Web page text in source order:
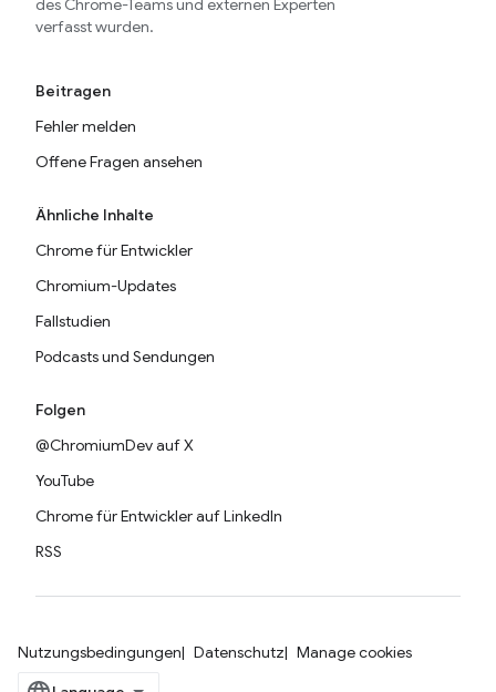
des Chrome-Teams und externen Experten
verfasst wurden.
Beitragen
Fehler melden
Offene Fragen ansehen
Ähnliche Inhalte
Chrome für Entwickler
Chromium-Updates
Fallstudien
Podcasts und Sendungen
Folgen
@ChromiumDev auf X
YouTube
Chrome für Entwickler auf LinkedIn
RSS
Nutzungsbedingungen Datenschutz Manage cookies